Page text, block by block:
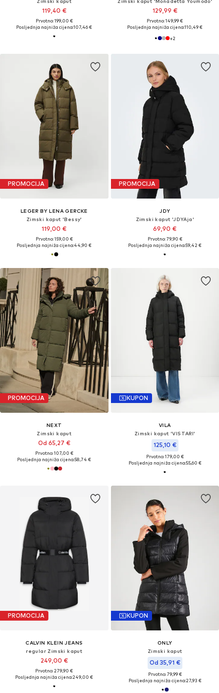
119,40 €
Prvotno: 199,00 €
Posljednja najniža cijena:107,46 €
129,99 €
Prvotno: 149,99 €
Posljednja najniža cijena:110,49 €
+2
PROMOCIJA
LEGER BY LENA GERCKE
Zimski kaput 'Bessy'
119,00 €
Prvotno: 159,00 €
Posljednja najniža cijena:44,90 €
PROMOCIJA
JDY
Zimski kaput 'JDYAja'
69,90 €
Prvotno: 79,90 €
Posljednja najniža cijena:59,42 €
PROMOCIJA
NEXT
Zimski kaput
Od 65,27 €
Prvotno: 107,00 €
Posljednja najniža cijena:58,74 €
KUPON
VILA
Zimski kaput 'VISTARI'
125,10 €
Prvotno: 179,00 €
Posljednja najniža cijena:55,60 €
PROMOCIJA
CALVIN KLEIN JEANS
regular Zimski kaput
249,00 €
Prvotno: 279,90 €
Posljednja najniža cijena:249,00 €
KUPON
ONLY
Zimski kaput
Od 35,91 €
Prvotno: 79,99 €
Posljednja najniža cijena:27,93 €